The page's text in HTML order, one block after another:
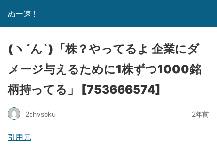
ぬー速！
(ヽ´ん`)「株？やってるよ 企業にダ
メージ与えるために1株ずつ1000銘
柄持ってる」 [753666574]
2chvsoku 2年前
引用元